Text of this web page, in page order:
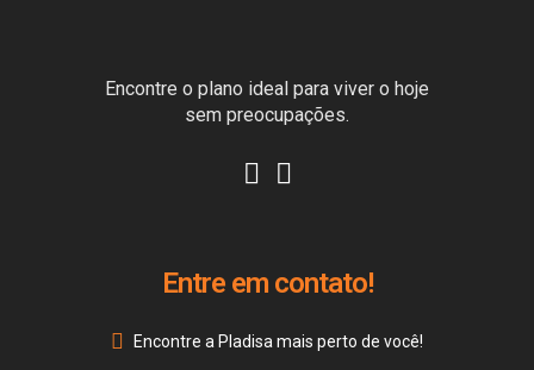
Encontre o plano ideal para viver o hoje
sem preocupações.
Entre em contato!
Encontre a Pladisa mais perto de você!